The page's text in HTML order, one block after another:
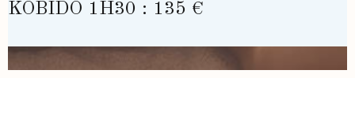
KOBIDO 1H30 : 135 €